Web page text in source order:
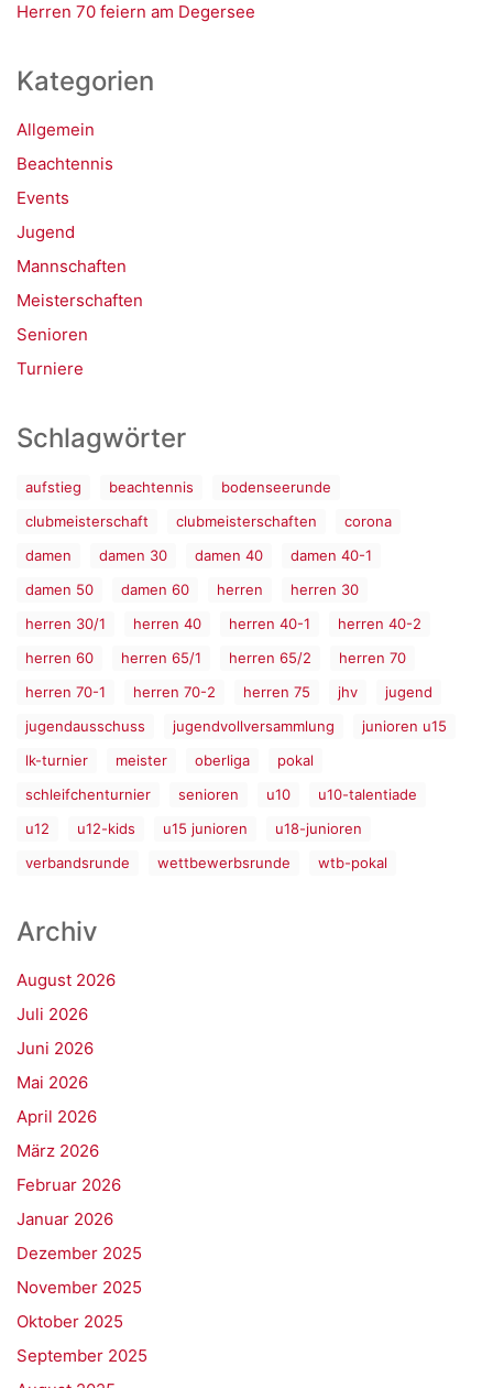
Herren 70 feiern am Degersee
Kategorien
Allgemein
Beachtennis
Events
Jugend
Mannschaften
Meisterschaften
Senioren
Turniere
Schlagwörter
aufstieg beachtennis
bodenseerunde
clubmeisterschaft
clubmeisterschaften
corona
damen
damen 30 damen 40
damen 40-1
damen 50
damen 60 herren
herren 30
herren 30/1
herren 40 herren 40-1
herren 40-2
herren 60
herren 65/1 herren 65/2
herren 70
herren 70-1
herren 70-2 herren 75 jhv
jugend
jugendausschuss
jugendvollversammlung
junioren u15
lk-turnier
meister oberliga
pokal
schleifchenturnier
senioren u10
u10-talentiade
u12
u12-kids u15 junioren
u18-junioren
verbandsrunde
wettbewerbsrunde wtb-pokal
Archiv
August 2026
Juli 2026
Juni 2026
Mai 2026
April 2026
März 2026
Februar 2026
Januar 2026
Dezember 2025
November 2025
Oktober 2025
September 2025